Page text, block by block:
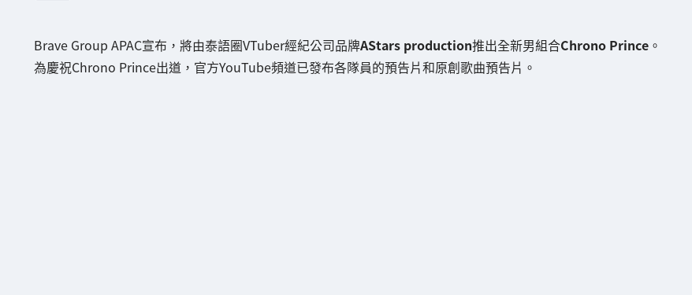
Brave Group APAC宣布，將由泰語圈VTuber經紀公司品牌AStars production推出全新男組合Chrono Prince。
為慶祝Chrono Prince出道，官方YouTube頻道已發布各隊員的預告片和原創歌曲預告片。